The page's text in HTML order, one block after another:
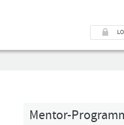
Mentor-